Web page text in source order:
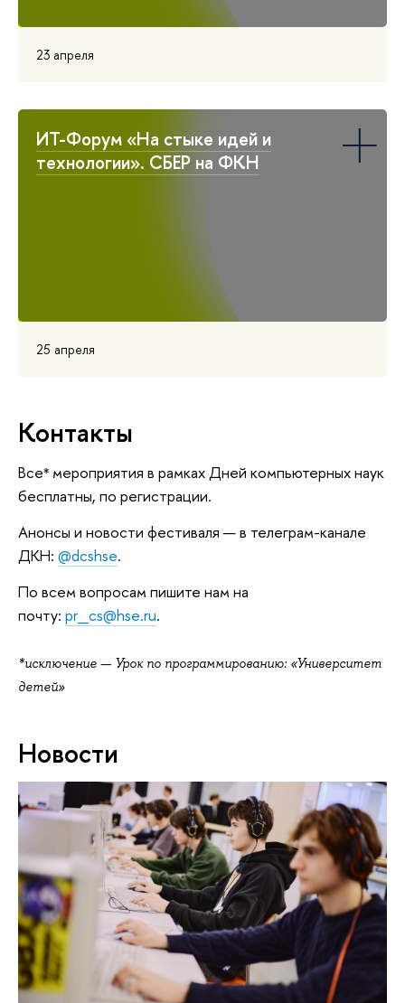
23 апреля
ИТ-Форум «На стыке идей и
технологии». СБЕР на ФКН
25 апреля
Контакты
Все* мероприятия в рамках Дней компьютерных наук
бесплатны, по регистрации.
Анонсы и новости фестиваля — в телеграм-канале
ДКН: @dcshse.
По всем вопросам пишите нам на
почту: pr_cs@hse.ru.
*исключение — Урок по программированию: «Университет
детей»
Новости